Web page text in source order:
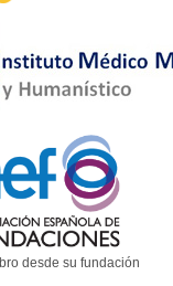
desde su fundación